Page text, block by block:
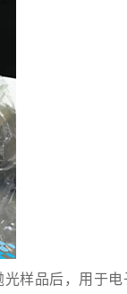
样品后，用于电